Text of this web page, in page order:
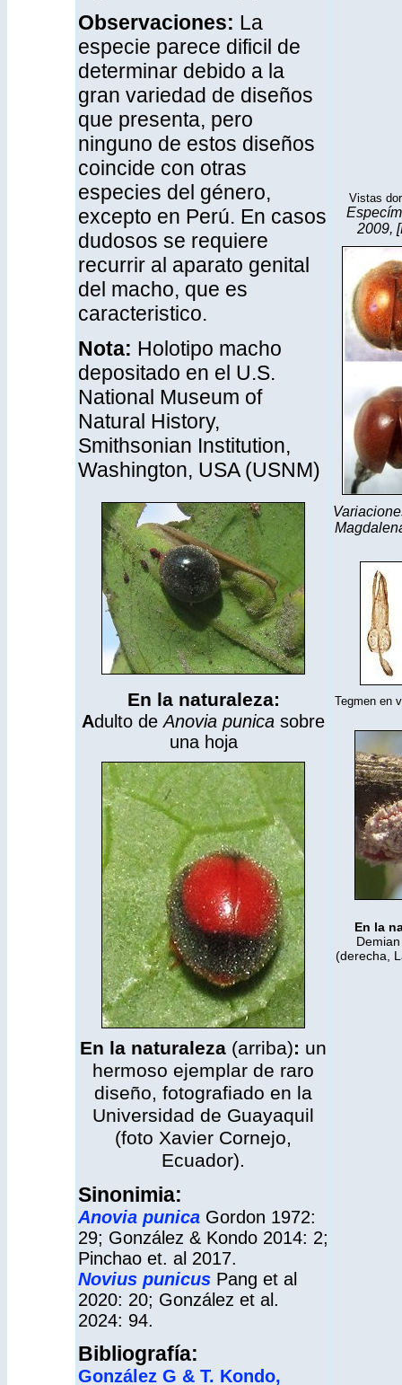
Observaciones: La
especie parece dificil de
determinar debido a la
gran variedad de diseños
que presenta, pero
ninguno de estos diseños
coincide con otras
especies del género,
excepto en Perú. En casos
dudosos se requiere
recurrir al aparato genital
del macho, que es
caracteristico.
Nota: Holotipo macho
depositado en el U.S.
National Museum of
Natural History,
Smithsonian Institution,
Washington, USA (USNM)
En la naturaleza:
Adulto deAnovia punica sobre
una hoja
En la naturaleza (arriba): un
hermoso ejemplar de raro
diseño, fotografiado en la
Universidad de Guayaquil
(foto Xavier Cornejo,
Ecuador).
Sinonimia:
Anovia punica Gordon 1972:
29; González & Kondo 2014: 2;
Pinchao et. al 2017.
Novius punicus Pang et al
2020: 20; González et al.
2024: 94.
Bibliografía:
González G & T. Kondo,
Vistas
2009,
Tegmen en
En la
(derecha,